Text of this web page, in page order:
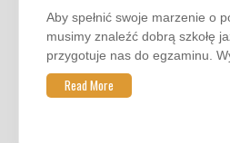
Aby spełnić swoje marzenie o
musimy znaleźć dobrą szkołę
przygotuje nas do egzaminu.
Read More